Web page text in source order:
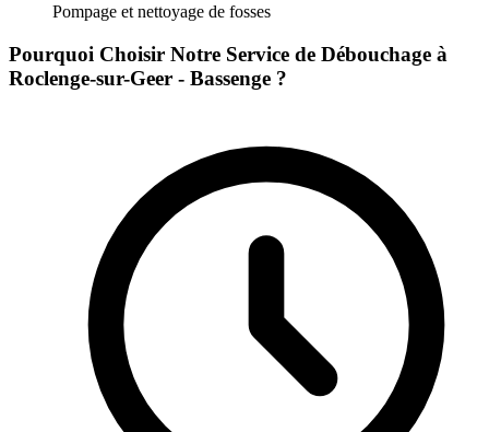
Pompage et nettoyage de fosses
Pourquoi Choisir Notre Service de Débouchage à
Roclenge-sur-Geer - Bassenge ?